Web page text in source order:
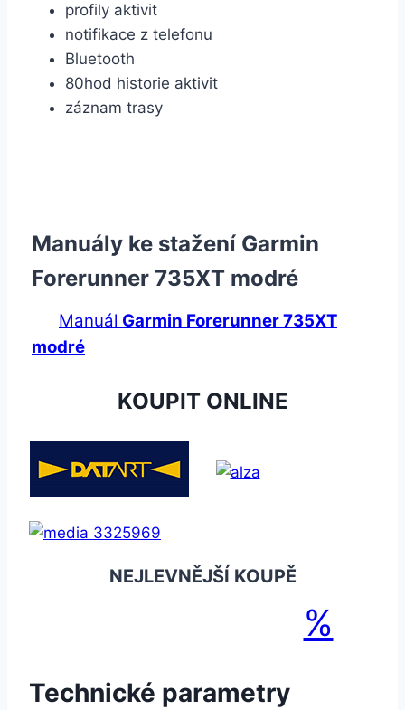
profily aktivit
notifikace z telefonu
Bluetooth
80hod historie aktivit
záznam trasy
Manuály ke stažení Garmin
Forerunner 735XT modré
Manuál Garmin Forerunner 735XT
modré
KOUPIT ONLINE
NEJLEVNĚJŠÍ KOUPĚ
%
Technické parametry